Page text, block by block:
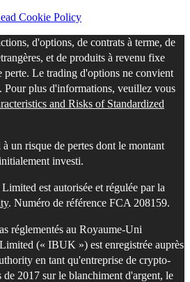
Cookie Policy
d'options, de contrats à terme, de
et de produits à revenu fixe
perte. Le trading d'options ne convient
Pour plus d'informations, veuillez vous
and Risks of Standardized
un risque de pertes dont le montant
investi.
est autorisée et régulée par la
. Numéro de référence FCA 208159.
réglementés au Royaume-Uni
(« IBUK ») est enregistrée auprès
en tant qu'entreprise de crypto-
de 2017 sur le blanchiment d'argent, le